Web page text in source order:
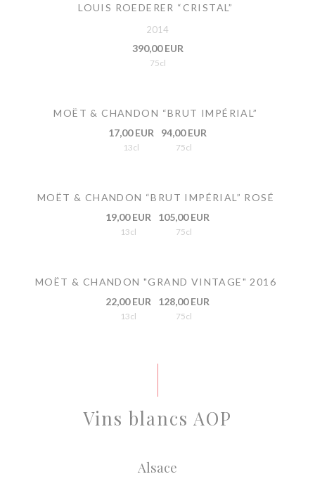
LOUIS ROEDERER “CRISTAL”
2014
390,00 EUR
75cl
MOËT & CHANDON “BRUT IMPÉRIAL”
17,00 EUR
13cl
94,00 EUR
75cl
MOËT & CHANDON “BRUT IMPÉRIAL” ROSÉ
19,00 EUR
13cl
105,00 EUR
75cl
MOËT & CHANDON "GRAND VINTAGE" 2016
22,00 EUR
13cl
128,00 EUR
75cl
Vins blancs AOP
Alsace